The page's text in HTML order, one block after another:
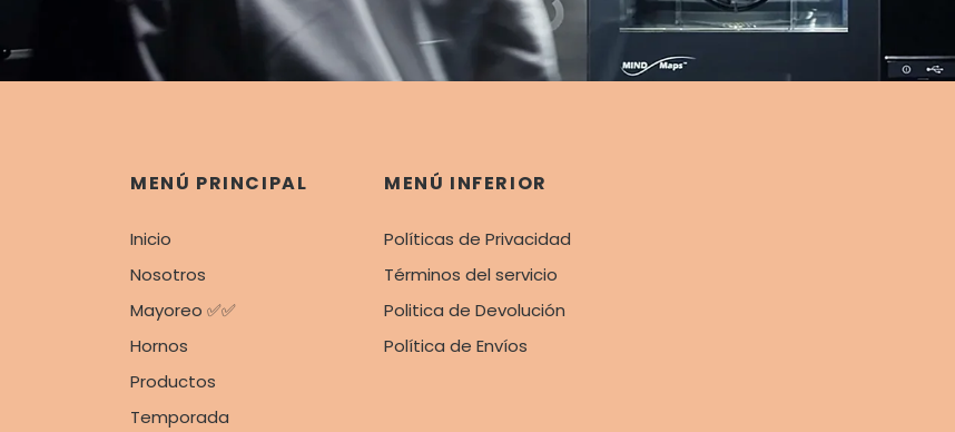
MENÚ PRINCIPAL
Inicio
Nosotros
Mayoreo ✅✅
Hornos
Productos
Temporada
MENÚ INFERIOR
Políticas de Privacidad
Términos del servicio
Politica de Devolución
Política de Envíos